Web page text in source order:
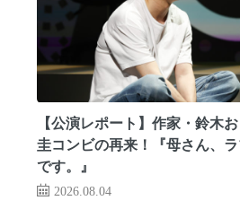
【公演レポート】作家・鈴木
圭コンビの再来！『母さん、
です。』
2026.08.04